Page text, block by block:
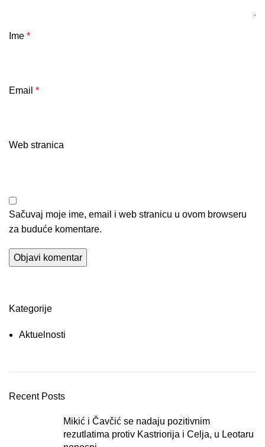
Ime *
Email *
Web stranica
Sačuvaj moje ime, email i web stranicu u ovom browseru
za buduće komentare.
Kategorije
Aktuelnosti
Recent Posts
Mikić i Čavčić se nadaju pozitivnim
rezutlatima protiv Kastriorija i Celja, u Leotaru